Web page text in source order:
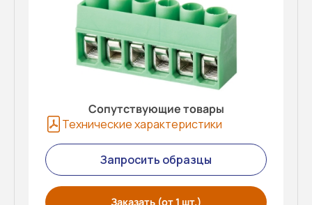
Сопутствующие товары
Технические характеристики
Запросить образцы
Заказать (от 1 шт.)